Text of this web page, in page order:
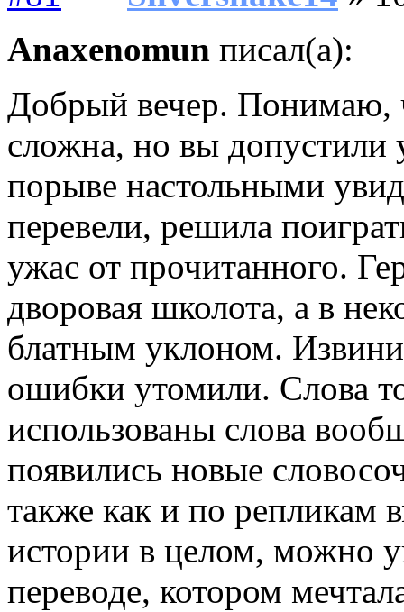
Anaxenomun писал(а):
Добрый вечер. Понимаю,
сложна, но вы
порыве настольными
перевели, решила
ужас от прочитанного.
дворовая школота, а в
блатным уклоном.
ошибки утомили. Слова
использованы слова
появились новые
также как и по репликам
истории в целом, можно
переводе, котором